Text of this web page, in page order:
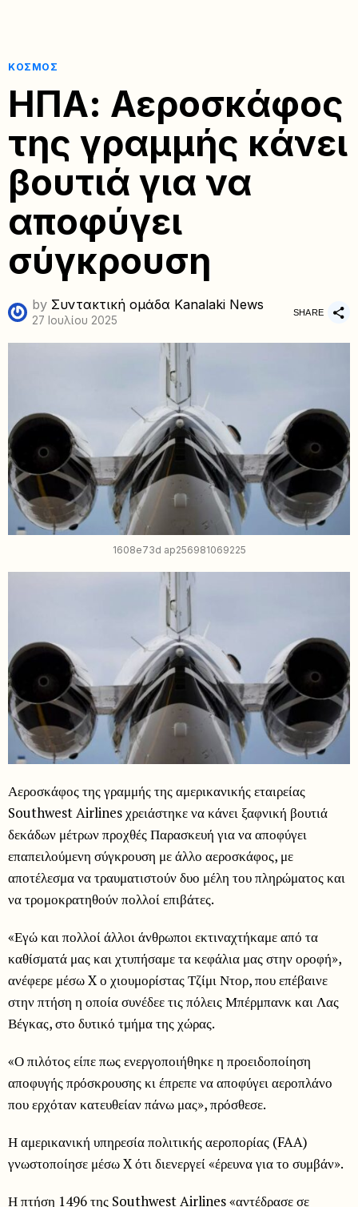
ΚΌΣΜΟΣ
ΗΠΑ: Αεροσκάφος
της γραμμής κάνει
βουτιά για να
αποφύγει
σύγκρουση
by Συντακτική ομάδα Kanalaki News
27 Ιουλίου 2025
SHARE
1608e73d ap256981069225
Αεροσκάφος της γραμμής της αμερικανικής εταιρείας
Southwest Airlines χρειάστηκε να κάνει ξαφνική βουτιά
δεκάδων μέτρων προχθές Παρασκευή για να αποφύγει
επαπειλούμενη σύγκρουση με άλλο αεροσκάφος, με
αποτέλεσμα να τραυματιστούν δυο μέλη του πληρώματος και
να τρομοκρατηθούν πολλοί επιβάτες.
«Εγώ και πολλοί άλλοι άνθρωποι εκτιναχτήκαμε από τα
καθίσματά μας και χτυπήσαμε τα κεφάλια μας στην οροφή»,
ανέφερε μέσω X ο χιουμορίστας Τζίμι Ντορ, που επέβαινε
στην πτήση η οποία συνέδεε τις πόλεις Μπέρμπανκ και Λας
Βέγκας, στο δυτικό τμήμα της χώρας.
«Ο πιλότος είπε πως ενεργοποιήθηκε η προειδοποίηση
αποφυγής πρόσκρουσης κι έπρεπε να αποφύγει αεροπλάνο
που ερχόταν κατευθείαν πάνω μας», πρόσθεσε.
Η αμερικανική υπηρεσία πολιτικής αεροπορίας (FAA)
γνωστοποίησε μέσω X ότι διενεργεί «έρευνα για το συμβάν».
Η πτήση 1496 της Southwest Airlines «αντέδρασε σε